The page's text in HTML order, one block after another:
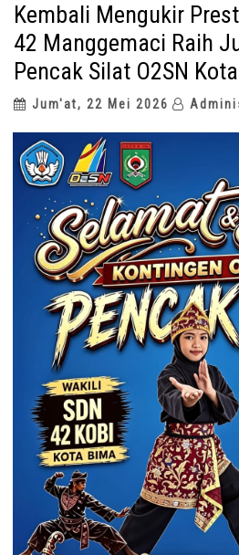
Kembali Mengukir
42 Manggemaci Raih
Pencak Silat O2SN
Jum'at, 22 Mei 2026